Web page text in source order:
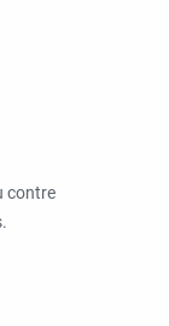
contre